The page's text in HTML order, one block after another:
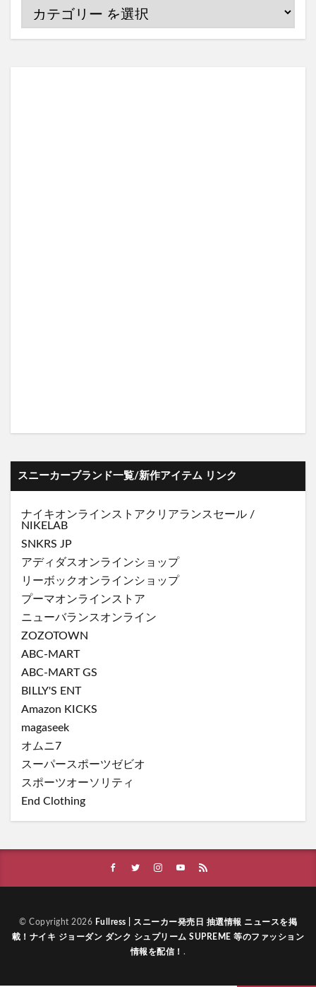
スニーカーブランド一覧/新作アイテム リンク
ナイキオンラインストアクリアランスセール /
NIKELAB
SNKRS JP
アディダスオンラインショップ
リーボックオンラインショップ
プーマオンラインストア
ニューバランスオンライン
ZOZOTOWN
ABC-MART
ABC-MART GS
BILLY'S ENT
Amazon KICKS
magaseek
オムニ7
スーパースポーツゼビオ
スポーツオーソリティ
End Clothing
© Copyright 2026 Fullress | スニーカー発売日 抽選情報 ニュースを掲
載！ナイキ ジョーダン ダンク シュプリーム SUPREME 等のファッション
情報を配信！ .